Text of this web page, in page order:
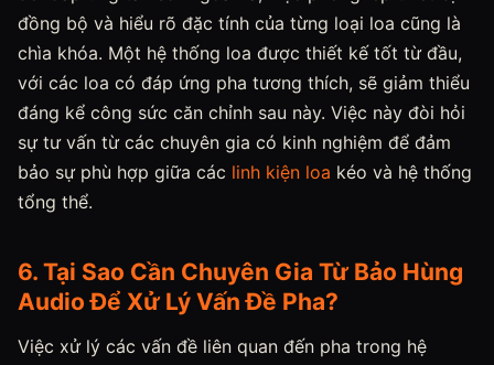
đồng bộ và hiểu rõ đặc tính của từng loại loa cũng là
chìa khóa. Một hệ thống loa được thiết kế tốt từ đầu,
với các loa có đáp ứng pha tương thích, sẽ giảm thiểu
đáng kể công sức căn chỉnh sau này. Việc này đòi hỏi
sự tư vấn từ các chuyên gia có kinh nghiệm để đảm
bảo sự phù hợp giữa các linh kiện loa kéo và hệ thống
tổng thể.
6. Tại Sao Cần Chuyên Gia Từ Bảo Hùng
Audio Để Xử Lý Vấn Đề Pha?
Việc xử lý các vấn đề liên quan đến pha trong hệ